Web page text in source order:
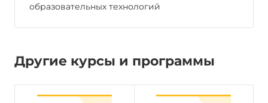
образовательных технологий
Другие курсы и программы